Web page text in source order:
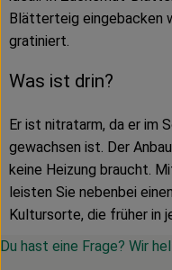
Blätterteig eingebacken
gratiniert.
Was ist drin?
Er ist nitratarm, da er im
gewachsen ist. Der
keine Heizung braucht.
leisten Sie nebenbei
Kultursorte, die früher in
Du hast eine Frage? Wir